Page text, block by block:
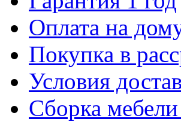
Оплата на
Покупка в
Условия
Сборка